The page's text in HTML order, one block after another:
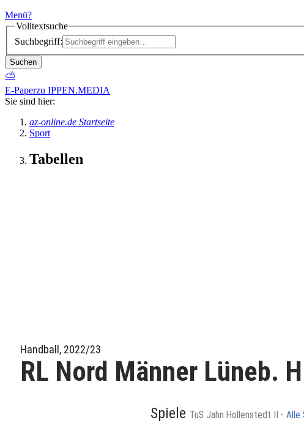
Menü?
Volltextsuche
Suchbegriff:
Suchen
⛅
E-Paperzu IPPEN.MEDIA
Sie sind hier:
az-online.de Startseite
Sport
Tabellen
Handball, 2022/23
RL Nord Männer Lüneb.
Spiele TuS Jahn Hollenstedt II - Alle